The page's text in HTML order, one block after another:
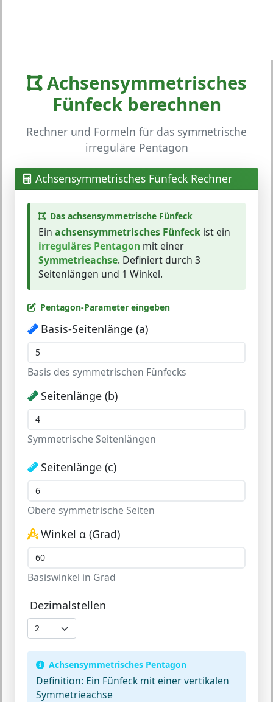
Achsensymmetrisches
Fünfeck berechnen
Rechner und Formeln für das symmetrische
irreguläre Pentagon
Achsensymmetrisches Fünfeck Rechner
Das achsensymmetrische Fünfeck
Ein achsensymmetrisches Fünfeck ist ein
irreguläres Pentagon mit einer
Symmetrieachse. Definiert durch 3
Seitenlängen und 1 Winkel.
Pentagon-Parameter eingeben
Basis-Seitenlänge (a)
Basis des symmetrischen Fünfecks
Seitenlänge (b)
Symmetrische Seitenlängen
Seitenlänge (c)
Obere symmetrische Seiten
Winkel α (Grad)
Basiswinkel in Grad
Dezimalstellen
Achsensymmetrisches Pentagon
Definition: Ein Fünfeck mit einer vertikalen
Symmetrieachse